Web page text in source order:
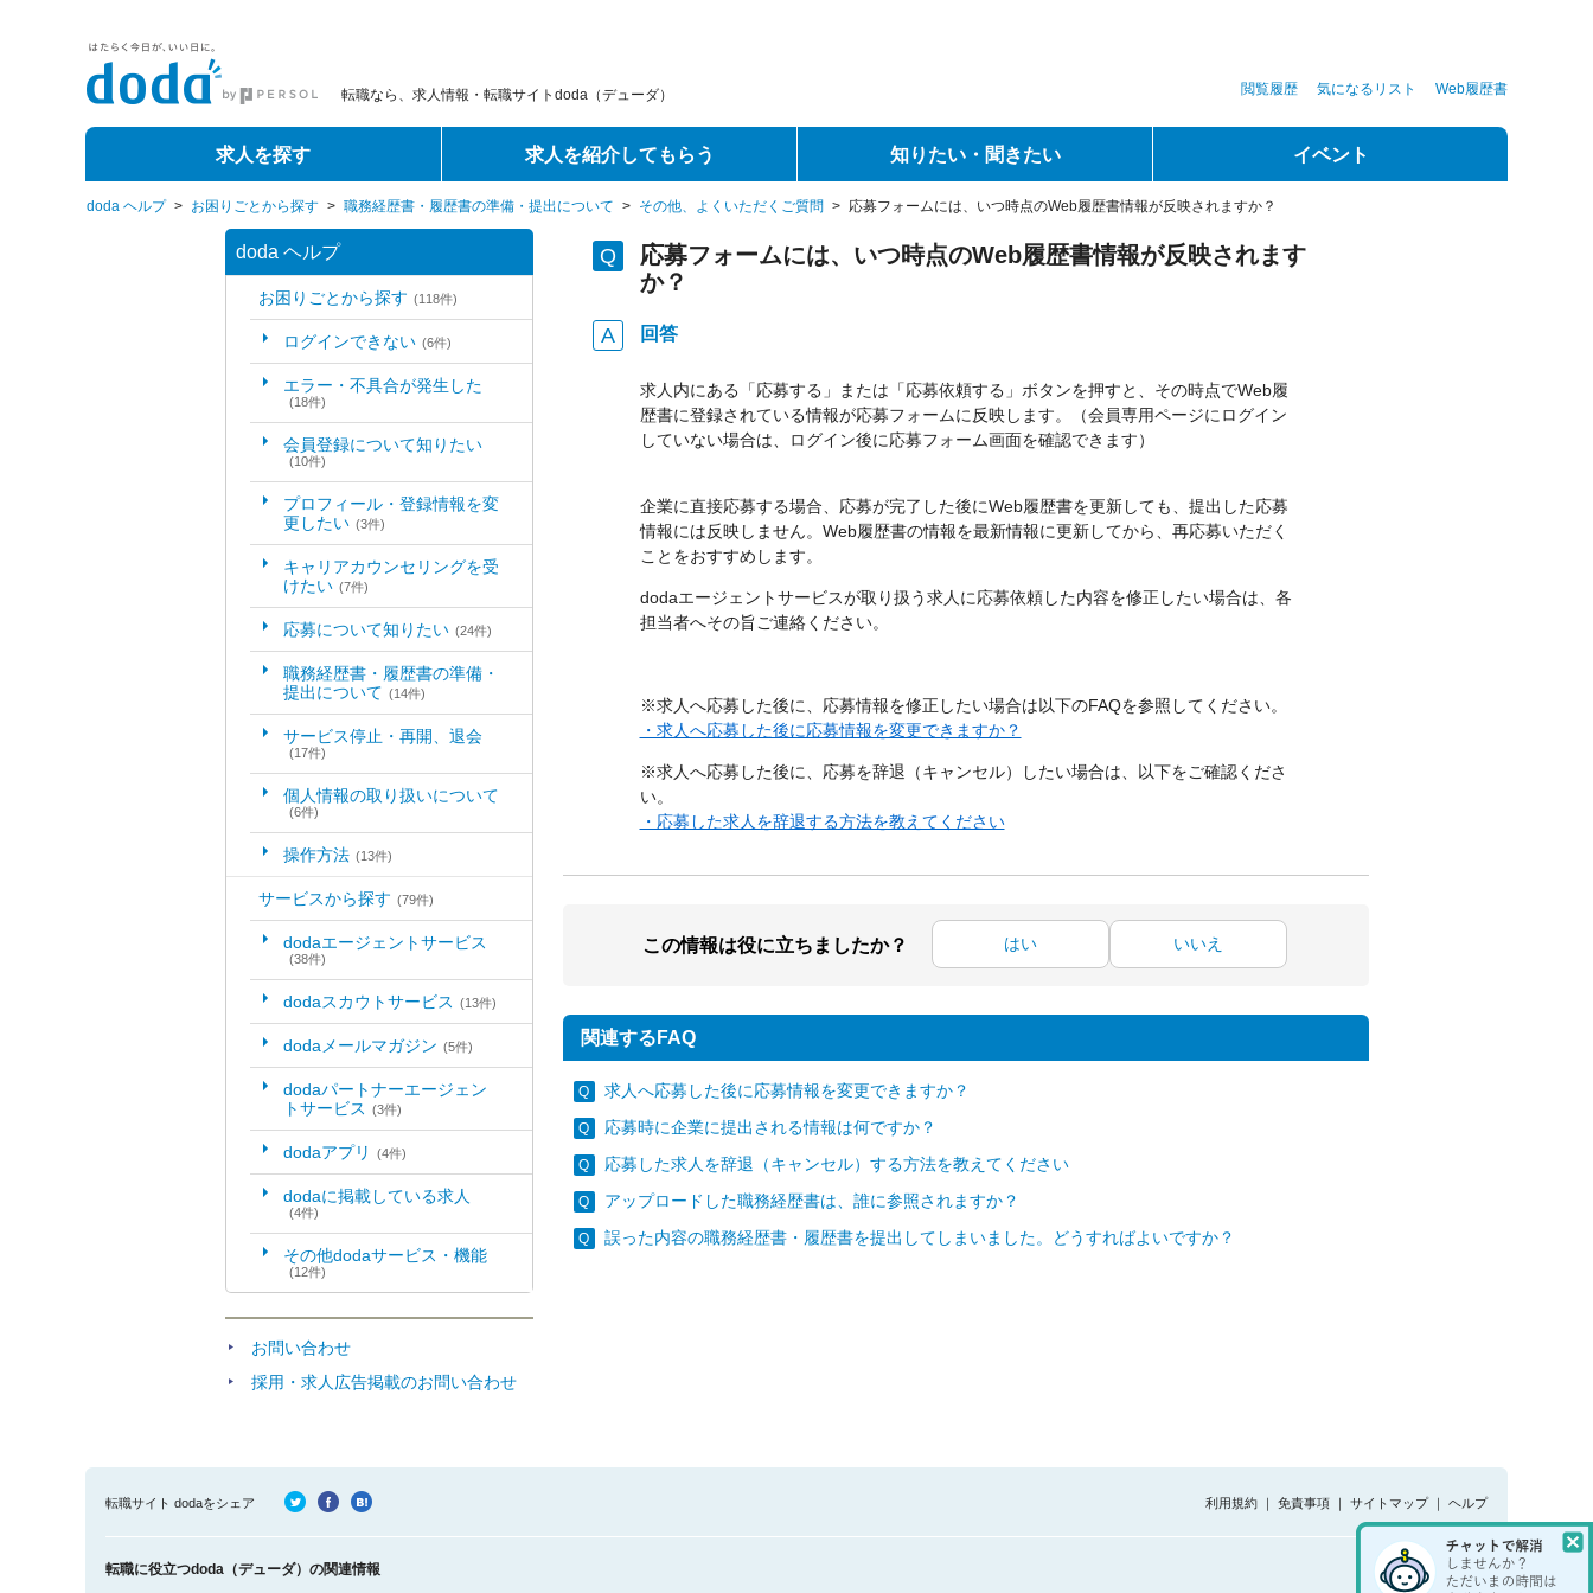
転職なら、求人情報・転職サイトdoda（デューダ） 閲覧履歴 気になるリスト Web履歴書
求人を探す 求人を紹介してもらう 知りたい・聞きたい イベント
doda ヘルプ > お困りごとから探す > 職務経歴書・履歴書の準備・提出について > その他、よくいただくご質問 > 応募フォームには、いつ時点のWeb履歴書情報が反映されますか？
doda ヘルプ
お困りごとから探す (118件)
ログインできない (6件)
エラー・不具合が発生した
(18件)
会員登録について知りたい
(10件)
プロフィール・登録情報を変
更したい (3件)
キャリアカウンセリングを受
けたい (7件)
応募について知りたい (24件)
職務経歴書・履歴書の準備・
提出について (14件)
サービス停止・再開、退会
(17件)
個人情報の取り扱いについて
(6件)
操作方法 (13件)
サービスから探す (79件)
dodaエージェントサービス
(38件)
dodaスカウトサービス (13件)
dodaメールマガジン (5件)
dodaパートナーエージェン
トサービス (3件)
dodaアプリ (4件)
dodaに掲載している求人
(4件)
その他dodaサービス・機能
(12件)
お問い合わせ
採用・求人広告掲載のお問い合わせ
応募フォームには、いつ時点のWeb履歴書情報が反映されます
か？
回答
求人内にある「応募する」または「応募依頼する」ボタンを押すと、その時点でWeb履
歴書に登録されている情報が応募フォームに反映します。（会員専用ページにログイン
していない場合は、ログイン後に応募フォーム画面を確認できます）
企業に直接応募する場合、応募が完了した後にWeb履歴書を更新しても、提出した応募
情報には反映しません。Web履歴書の情報を最新情報に更新してから、再応募いただく
ことをおすすめします。
dodaエージェントサービスが取り扱う求人に応募依頼した内容を修正したい場合は、各
担当者へその旨ご連絡ください。
※求人へ応募した後に、応募情報を修正したい場合は以下のFAQを参照してください。
・求人へ応募した後に応募情報を変更できますか？
※求人へ応募した後に、応募を辞退（キャンセル）したい場合は、以下をご確認くださ
い。
・応募した求人を辞退する方法を教えてください
この情報は役に立ちましたか？ はい いいえ
関連するFAQ
求人へ応募した後に応募情報を変更できますか？
応募時に企業に提出される情報は何ですか？
応募した求人を辞退（キャンセル）する方法を教えてください
アップロードした職務経歴書は、誰に参照されますか？
誤った内容の職務経歴書・履歴書を提出してしまいました。どうすればよいですか？
転職サイト dodaをシェア 利用規約 ｜ 免責事項 ｜ サイトマップ ｜ ヘルプ
転職に役立つdoda（デューダ）の関連情報